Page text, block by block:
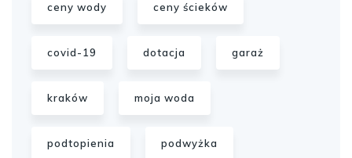
ceny wody ceny ścieków
covid-19 dotacja garaż
kraków moja woda
podtopienia podwyżka